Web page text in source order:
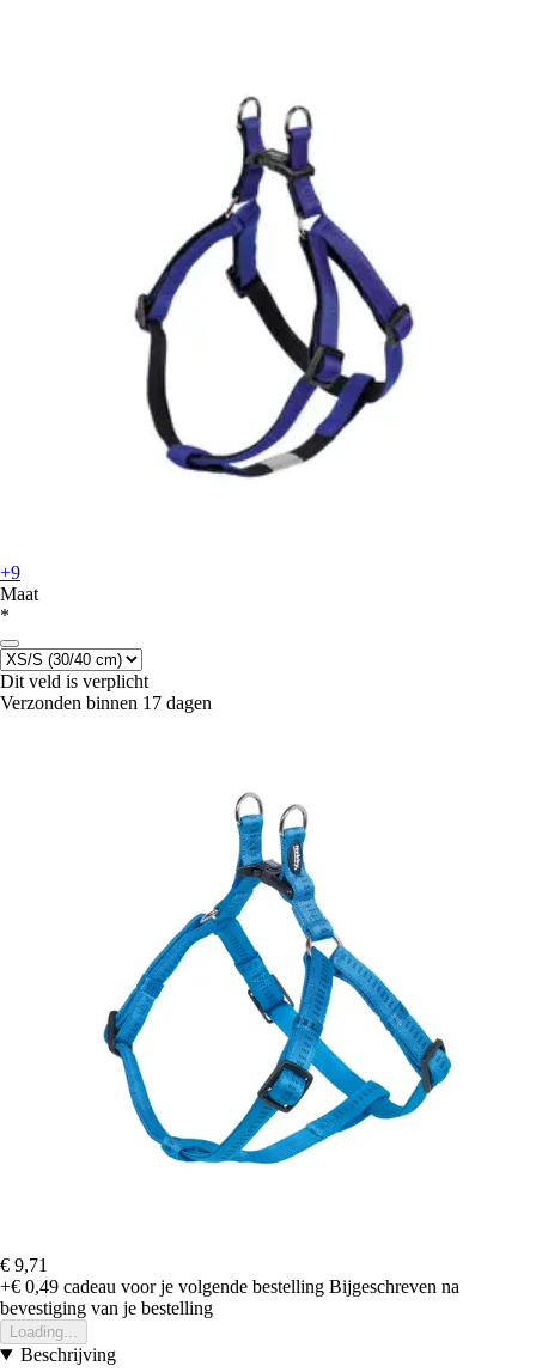
+9
Maat
*
Dit veld is verplicht
Verzonden binnen 17 dagen
€ 9,71
+€ 0,49 cadeau voor je volgende bestelling Bijgeschreven na
bevestiging van je bestelling
Loading...
Beschrijving